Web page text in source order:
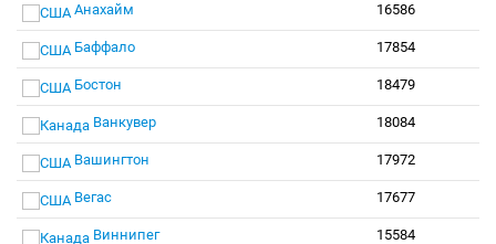
Анахайм 16586
Баффало 17854
Бостон 18479
Ванкувер 18084
Вашингтон 17972
Вегас 17677
Виннипег 15584